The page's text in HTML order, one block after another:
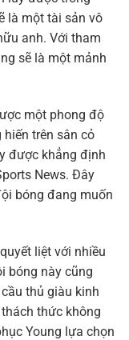
là một tài sản vô
anh. Với tham
sẽ là một mảnh
một phong độ
trên sân cỏ
được khẳng định
News. Đây
bóng đang muốn
liệt với nhiều
bóng này cũng
thủ giàu kinh
thức không
Young lựa chọn